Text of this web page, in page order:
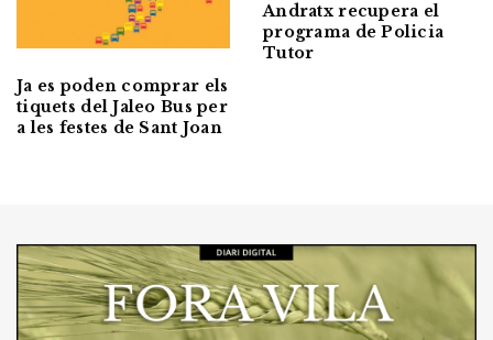
Ja es poden comprar els
tiquets del Jaleo Bus per
a les festes de Sant Joan
Andratx recupera el
programa de Policia
Tutor